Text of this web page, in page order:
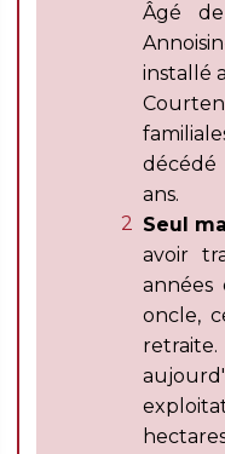
Âgé
installé
décédé
ans.
Seul
avoir
années
oncle,